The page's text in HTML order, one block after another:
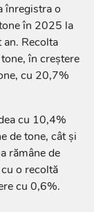
înregistra o
în 2025 la
Recolta
în creștere
cu 20,7%
cu 10,4%
de tone, cât și
rămâne de
o recoltă
cu 0,6%.